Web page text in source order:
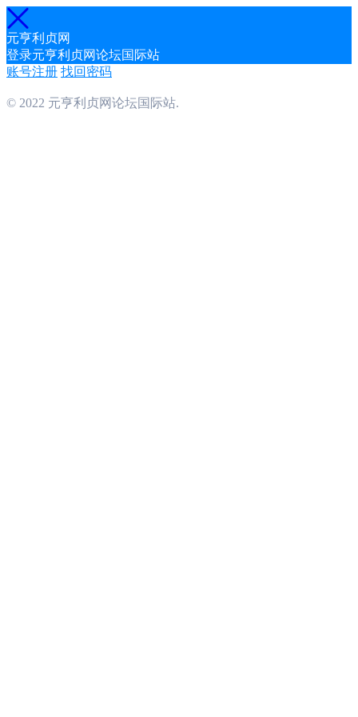
元亨利贞网
登录元亨利贞网论坛国际站
账号注册 找回密码
© 2022 元亨利贞网论坛国际站.